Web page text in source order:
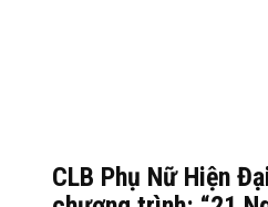
CLB Phụ Nữ Hiện